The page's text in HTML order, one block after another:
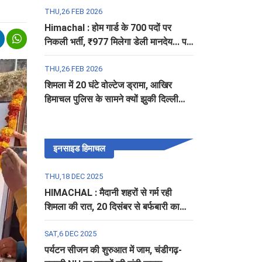
THU,26 FEB 2026
Himachal : होम गार्ड के 700 पदों पर
निकली भर्ती, ₹977 मिलेगा डेली मानदेय... पढ़ें
पूरी डिटेल
THU,26 FEB 2026
शिमला में 20 घंटे वोल्टेज ड्रामा, आखिर
हिमाचल पुलिस के सामने क्यों झुकी दिल्ली
इनसाइड हिमाचल
THU,18 DEC 2025
HIMACHAL : मैदानी शहरों से गर्म रही
शिमला की रात, 20 दिसंबर से बर्फबारी का
अलर्ट
SAT,6 DEC 2025
पर्यटन सीजन की शुरुआत में जाम, चंडीगढ़-